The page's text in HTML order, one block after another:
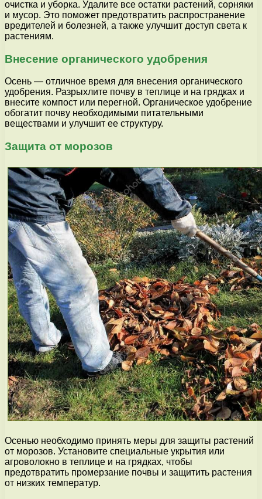
очистка и уборка. Удалите все остатки растений, сорняки
и мусор. Это поможет предотвратить распространение
вредителей и болезней, а также улучшит доступ света к
растениям.
Внесение органического удобрения
Осень — отличное время для внесения органического
удобрения. Разрыхлите почву в теплице и на грядках и
внесите компост или перегной. Органическое удобрение
обогатит почву необходимыми питательными
веществами и улучшит ее структуру.
Защита от морозов
Осенью необходимо принять меры для защиты растений
от морозов. Установите специальные укрытия или
агроволокно в теплице и на грядках, чтобы
предотвратить промерзание почвы и защитить растения
от низких температур.